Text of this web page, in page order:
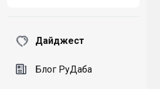
Дайджест
Блог РуДаба